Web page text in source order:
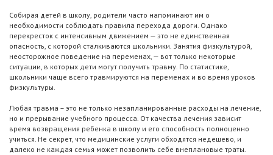
Собирая детей в школу, родители часто напоминают им о
необходимости соблюдать правила перехода дороги. Однако
перекресток с интенсивным движением — это не единственная
опасность, с которой сталкиваются школьники. Занятия физкультурой,
неосторожное поведение на переменах, — вот только некоторые
ситуации, в которых дети могут получить травму. По статистике,
школьники чаще всего травмируются на переменах и во время уроков
физкультуры.
Любая травма – это не только незапланированные расходы на лечение,
но и прерывание учебного процесса. От качества лечения зависит
время возвращения ребенка в школу и его способность полноценно
учиться. Не секрет, что медицинские услуги обходятся недешево, и
далеко не каждая семья может позволить себе внеплановые траты.